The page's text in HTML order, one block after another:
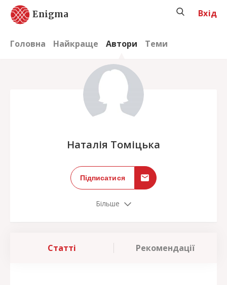
Enigma
Головна Найкраще Автори Теми
Вхід
Наталія Томіцька
Підписатися
Більше
Статті Рекомендації